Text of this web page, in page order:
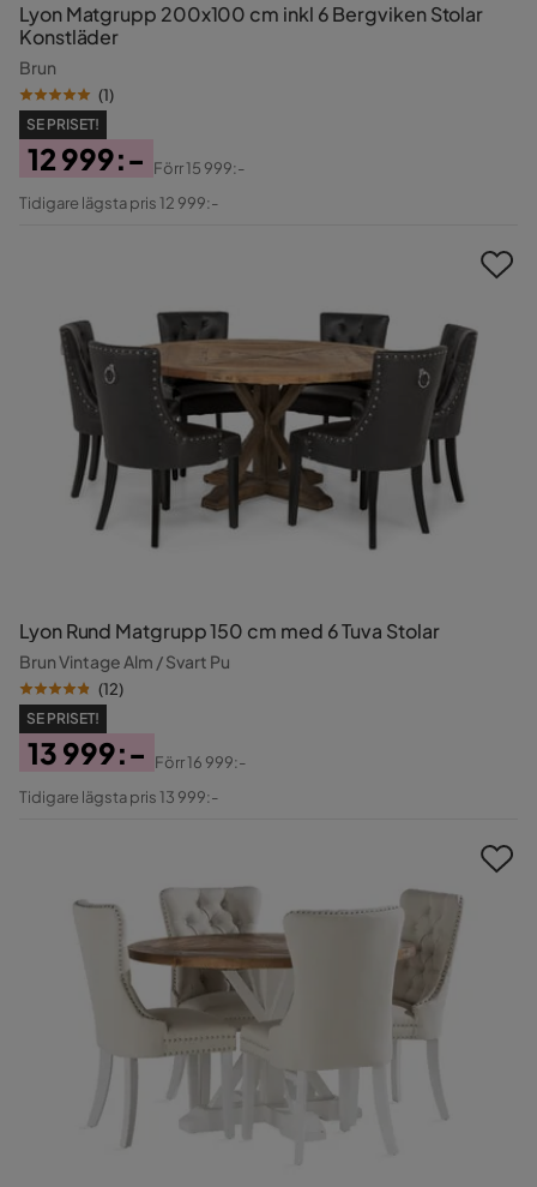
Lyon Matgrupp 200x100 cm inkl 6 Bergviken Stolar
Konstläder
Brun
(1)
SE PRISET!
Pris
12 999:-
Original
Förr15 999:-
Tidigare lägsta pris 12 999:-
Lyon Rund Matgrupp 150 cm med 6 Tuva Stolar
Brun Vintage Alm / Svart Pu
(12)
SE PRISET!
Pris
13 999:-
Original
Förr16 999:-
Tidigare lägsta pris 13 999:-